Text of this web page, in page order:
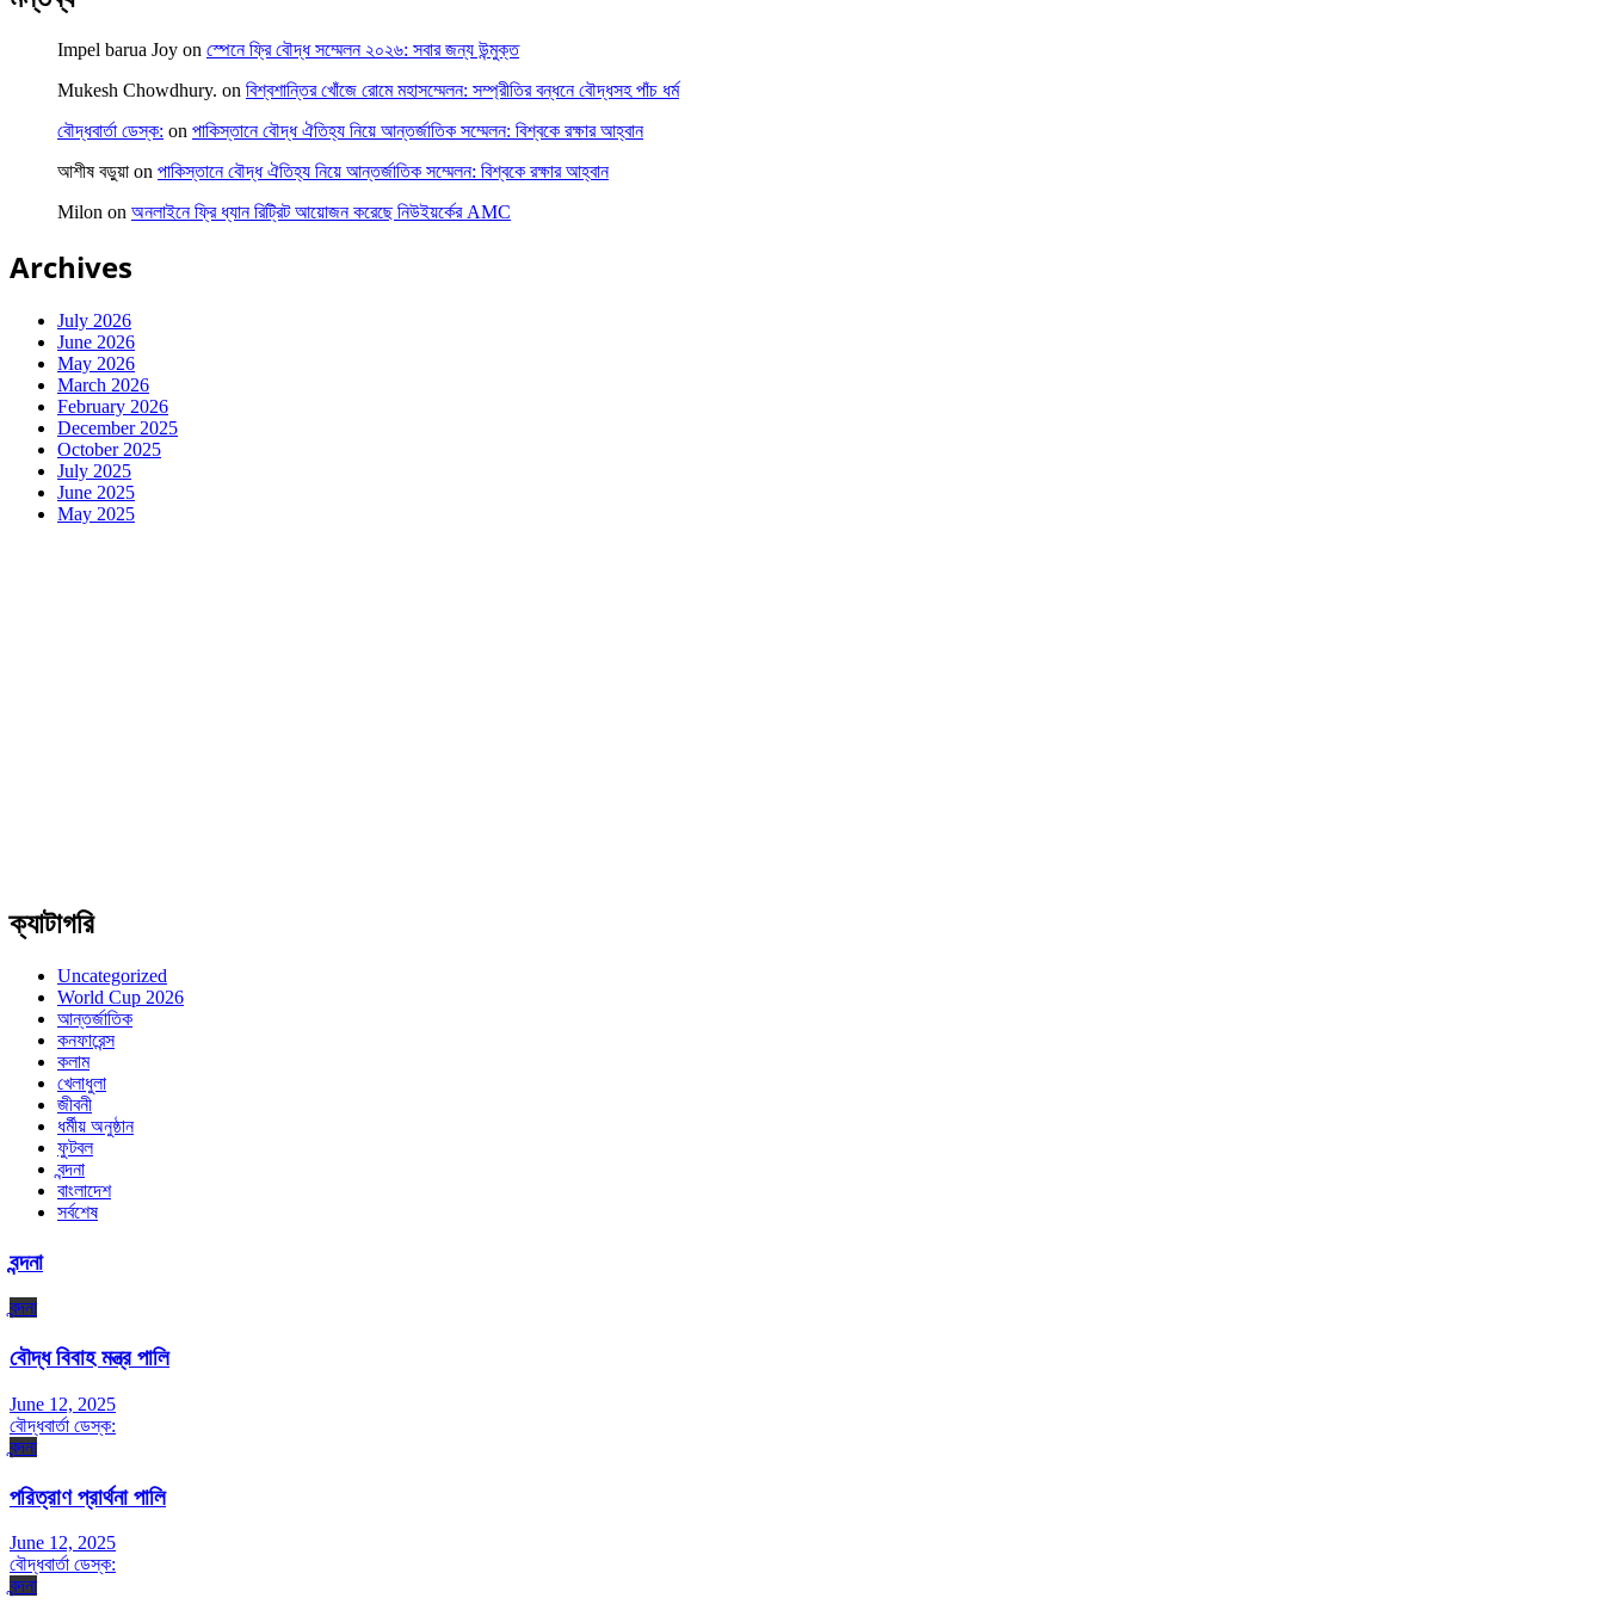
Impel barua Joy on স্পেনে ফ্রি বৌদ্ধ সম্মেলন ২০২৬: সবার জন্য উন্মুক্ত
Mukesh Chowdhury. on বিশ্বশান্তির খোঁজে রোমে মহাসম্মেলন: সম্প্রীতির বন্ধনে বৌদ্ধসহ পাঁচ ধর্ম
বৌদ্ধবার্তা ডেস্ক: on পাকিস্তানে বৌদ্ধ ঐতিহ্য নিয়ে আন্তর্জাতিক সম্মেলন: বিশ্বকে রক্ষার আহ্বান
আশীষ বড়ুয়া on পাকিস্তানে বৌদ্ধ ঐতিহ্য নিয়ে আন্তর্জাতিক সম্মেলন: বিশ্বকে রক্ষার আহ্বান
Milon on অনলাইনে ফ্রি ধ্যান রিট্রিট আয়োজন করেছে নিউইয়র্কের AMC
Archives
July 2026
June 2026
May 2026
March 2026
February 2026
December 2025
October 2025
July 2025
June 2025
May 2025
ক্যাটাগরি
Uncategorized
World Cup 2026
আন্তর্জাতিক
কনফারেন্স
কলাম
খেলাধুলা
জীবনী
ধর্মীয় অনুষ্ঠান
ফুটবল
বন্দনা
বাংলাদেশ
সর্বশেষ
বন্দনা
বন্দনা
বৌদ্ধ বিবাহ মন্ত্র পালি
June 12, 2025
বৌদ্ধবার্তা ডেস্ক:
বন্দনা
পরিত্রাণ প্রার্থনা পালি
June 12, 2025
বৌদ্ধবার্তা ডেস্ক:
বন্দনা